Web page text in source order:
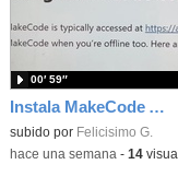
Instala MakeCode Arcade para trabajar offline en tu tablet, ordenador, Chromebook
Contenido educativo.
subido por Felicisimo G.
00′ 59″
-hace una semana - 14